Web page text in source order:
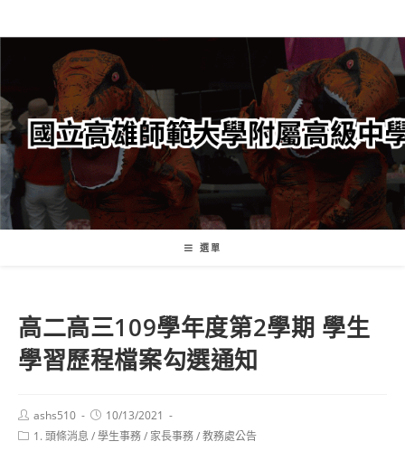
轉
要
內
容
選單
高二高三109學年度第2學期 學生
學習歷程檔案勾選通知
Post
author:
ashs510
Post
published:
10/13/2021
Post1. 頭條消息 /學生事務/ 家長事務/教務處公告